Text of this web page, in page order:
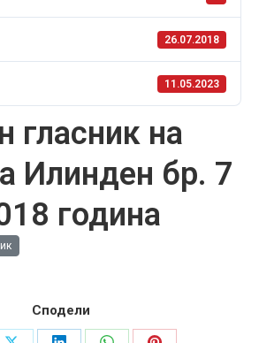
26.07.2018
11.05.2023
гласник на
Илинден бр. 7
година
Сподели